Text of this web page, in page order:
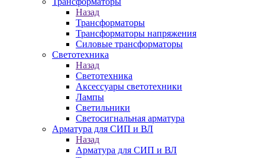
Назад
Трансформаторы
Трансформаторы напряжения
Силовые трансформаторы
Светотехника
Назад
Светотехника
Аксессуары светотехники
Лампы
Светильники
Светосигнальная арматура
Арматура для СИП и ВЛ
Назад
Арматура для СИП и ВЛ